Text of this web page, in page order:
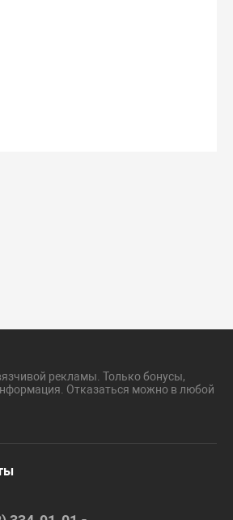
рекламы. Только бонусы,
Отказаться можно в любой